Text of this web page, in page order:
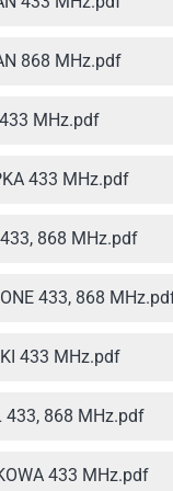
868 MHz.pdf
MHz.pdf
433 MHz.pdf
868 MHz.pdf
433, 868
433 MHz.pdf
433, 868 MHz.pdf
433 MHz.pdf